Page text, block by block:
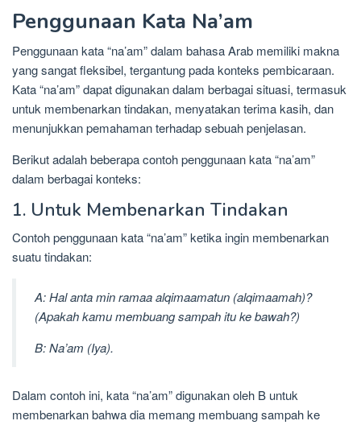
Penggunaan Kata Na’am
Penggunaan kata “na’am” dalam bahasa Arab memiliki makna
yang sangat fleksibel, tergantung pada konteks pembicaraan.
Kata “na’am” dapat digunakan dalam berbagai situasi, termasuk
untuk membenarkan tindakan, menyatakan terima kasih, dan
menunjukkan pemahaman terhadap sebuah penjelasan.
Berikut adalah beberapa contoh penggunaan kata “na’am”
dalam berbagai konteks:
1. Untuk Membenarkan Tindakan
Contoh penggunaan kata “na’am” ketika ingin membenarkan
suatu tindakan:
A: Hal anta min ramaa alqimaamatun (alqimaamah)?
(Apakah kamu membuang sampah itu ke bawah?)
B: Na’am (Iya).
Dalam contoh ini, kata “na’am” digunakan oleh B untuk
membenarkan bahwa dia memang membuang sampah ke